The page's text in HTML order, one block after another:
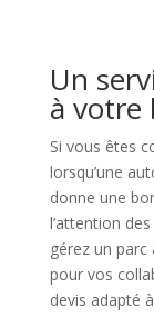
Un
à votre
Si vous êtes
lorsqu’une
donne une
l’attention
gérez un
pour vos
devis adapté